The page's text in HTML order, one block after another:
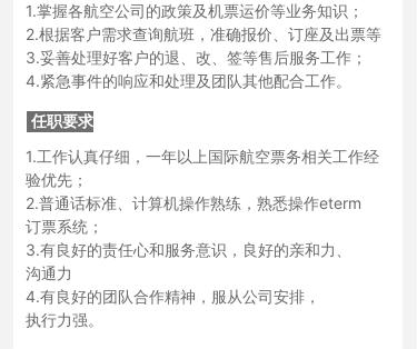
1.掌握各航空公司的政策及机票运价等业务知识；
2.根据客户需求查询航班，准确报价、订座及出票等
3.妥善处理好客户的退、改、签等售后服务工作；
4.紧急事件的响应和处理及团队其他配合工作。
1.工作认真仔细，一年以上国际航空票务相关工作经
验优先；
2.普通话标准、计算机操作熟练，熟悉操作eterm
订票系统；
3.有良好的责任心和服务意识，良好的亲和力、
沟通力
4.有良好的团队合作精神，服从公司安排，
执行力强。
任职要求